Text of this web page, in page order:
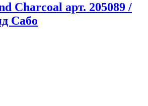
Charcoal арт. 205089 /
Сабо